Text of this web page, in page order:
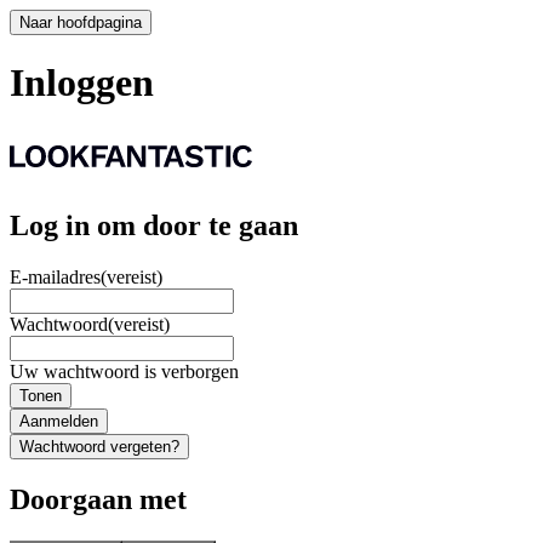
Naar hoofdpagina
Inloggen
Log in om door te gaan
E-mailadres(vereist)
Wachtwoord(vereist)
Uw wachtwoord is verborgen
Tonen
Aanmelden
Wachtwoord vergeten?
Doorgaan met